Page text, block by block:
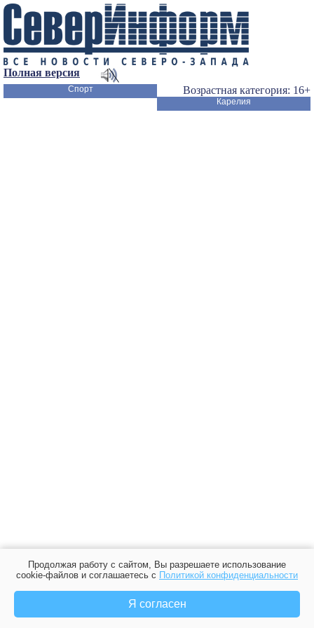
Полная версия
Возрастная категория: 16+
Спорт
Карелия
Продолжая работу с сайтом, Вы разрешаете использование
cookie-файлов и соглашаетесь с Политикой конфиденциальности
Я согласен